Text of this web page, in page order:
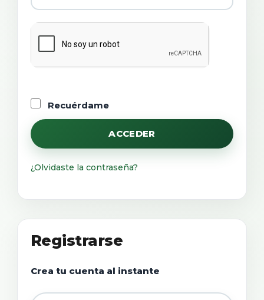
Recuérdame
ACCEDER
¿Olvidaste la contraseña?
Registrarse
Crea tu cuenta al instante